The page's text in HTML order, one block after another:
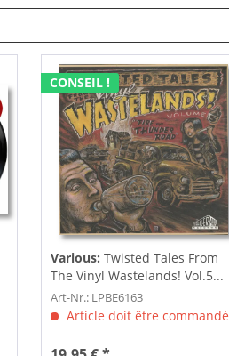
CONSEIL !
Various: Twisted Tales From
The Vinyl Wastelands! Vol.5...
Art-Nr.: LPBE6163
Article doit être commandé